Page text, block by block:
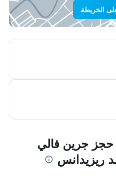
الخريطة
حجز جرين فالي
ريزيدانس